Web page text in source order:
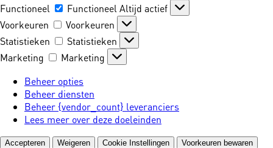
Functioneel
Functioneel Altijd actief
Voorkeuren
Voorkeuren
Statistieken
Statistieken
Marketing
Marketing
Beheer opties
Beheer diensten
Beheer {vendor_count} leveranciers
Lees meer over deze doeleinden
Accepteren Weigeren Cookie Instellingen Voorkeuren bewaren